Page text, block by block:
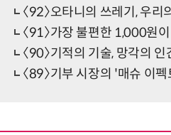
〈92〉오타니의 쓰레기, 우리의 기부:
〈91〉가장 불편한 1,000원이 만든
〈90〉기적의 기술, 망각의 인
〈89〉기부 시장의 '매슈 이펙트'